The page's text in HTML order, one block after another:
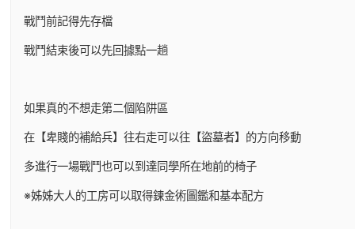
戰鬥前記得先存檔
戰鬥結束後可以先回據點一趟
如果真的不想走第二個陷阱區
在【卑賤的補給兵】往右走可以往【盜墓者】的方向移動
多進行一場戰鬥也可以到達同學所在地前的椅子
※姊姊大人的工房可以取得鍊金術圖鑑和基本配方